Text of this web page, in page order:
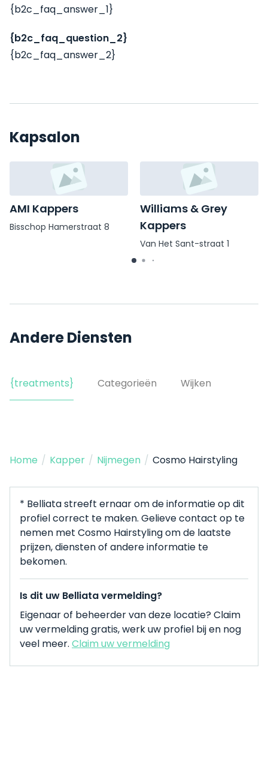
{b2c_faq_answer_1}
{b2c_faq_question_2}
{b2c_faq_answer_2}
Kapsalon
AMI Kappers
Bisschop Hamerstraat 8
Williams & Grey
Kappers
Van Het Sant-straat 1
Andere Diensten
{treatments} Categorieën Wijken
Home / Kapper / Nijmegen / Cosmo Hairstyling
* Belliata streeft ernaar om de informatie op dit
profiel correct te maken. Gelieve contact op te
nemen met Cosmo Hairstyling om de laatste
prijzen, diensten of andere informatie te
bekomen.
Is dit uw Belliata vermelding?
Eigenaar of beheerder van deze locatie? Claim
uw vermelding gratis, werk uw profiel bij en nog
veel meer. Claim uw vermelding